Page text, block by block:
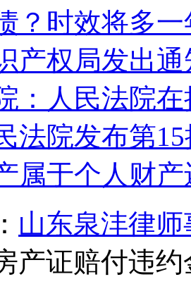
？时效将多
产权局发出
：人民法院
法院发布第
属于个人财
山东泉沣律
产证赔付违